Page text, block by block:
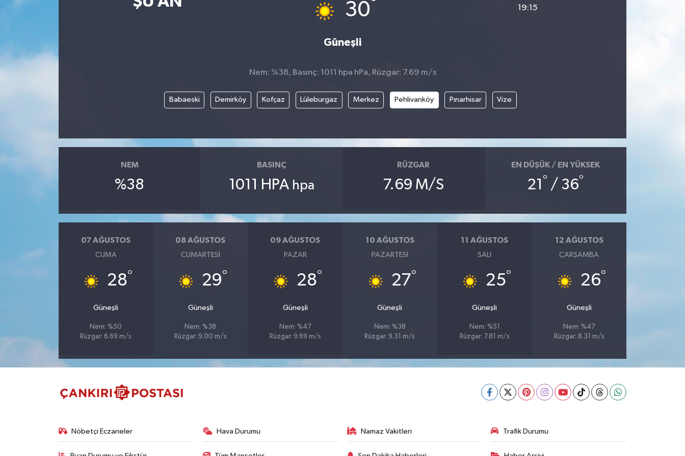
30°
Güneşli
19:15
Nem: %38, Basınç: 1011 hpa hPa, Rüzgar: 7.69 m/s
Babaeski Demirköy Kofçaz Lüleburgaz Merkez Pehlivanköy Pınarhisar Vize
NEM
%38
BASINÇ
1011 HPA hpa
RÜZGAR
7.69 M/S
EN DÜŞÜK / EN YÜKSEK
21° / 36°
07 AĞUSTOS
CUMA
28°
Güneşli
Nem: %50
Rüzgar: 6.69 m/s
08 AĞUSTOS
CUMARTESI
29°
Güneşli
Nem: %38
Rüzgar: 9.00 m/s
09 AĞUSTOS
PAZAR
28°
Güneşli
Nem: %47
Rüzgar: 9.69 m/s
10 AĞUSTOS
PAZARTESI
27°
Güneşli
Nem: %38
Rüzgar: 9.31 m/s
11 AĞUSTOS
SALI
25°
Güneşli
Nem: %51
Rüzgar: 7.81 m/s
12 AĞUSTOS
ÇARŞAMBA
26°
Güneşli
Nem: %47
Rüzgar: 8.31 m/s
Nöbetçi Eczaneler Hava Durumu Namaz Vakitleri Trafik Durumu
İLÇELER
MAGAZİN
TÜRKİYE